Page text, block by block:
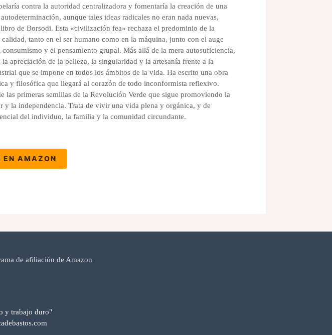
contra la autoridad centralizadora y fomentaría la creación de una
aunque tales ideas radicales no eran nada nuevas,
de Borsodi. Esta «civilización fea» rechaza el predominio de la
tanto en el ser humano como en la máquina, junto con el auge
y el pensamiento grupal. Más allá de la mera autosuficiencia,
apreciación de la belleza, la singularidad y la artesanía frente a la
que se impone en todos los ámbitos de la vida. Ha escrito una obra
y filosófica que llegará al corazón de todo inconformista reflexivo.
las primeras semillas de la Revolución Verde que sigue promoviendo la
y la independencia. Trata de vivir una vida plena y orgánica, y de
del individuo, la familia y la comunidad circundante.
EN AMAZON
de afiliación de Amazon
y trabajo duro"